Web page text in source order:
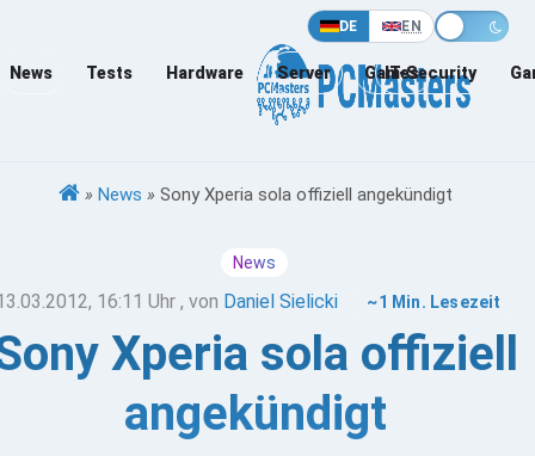
DE EN
News Tests Hardware Server Games
IT-Security
» News » Sony Xperia sola offiziell angekündigt
News
16:11 Uhr , von Daniel Sielicki ~1 Min. Lesezeit
Xperia sola offiziell
angekündigt